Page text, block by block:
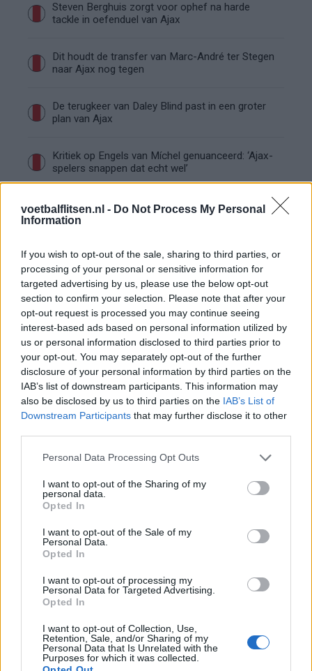
voetbalflitsen.nl - Do Not Process My Personal
Information
If you wish to opt-out of the sale, sharing to third parties, or
processing of your personal or sensitive information for
targeted advertising by us, please use the below opt-out
section to confirm your selection. Please note that after your
opt-out request is processed you may continue seeing
interest-based ads based on personal information utilized by
us or personal information disclosed to third parties prior to
your opt-out. You may separately opt-out of the further
disclosure of your personal information by third parties on the
IAB’s list of downstream participants. This information may
also be disclosed by us to third parties on the IAB’s List of
Downstream Participants that may further disclose it to other
Personal Data Processing Opt Outs
I want to opt-out of the Sharing of my
personal data.
Opted In
I want to opt-out of the Sale of my
Personal Data.
Opted In
I want to opt-out of processing my
Personal Data for Targeted Advertising.
Opted In
I want to opt-out of Collection, Use,
Retention, Sale, and/or Sharing of my
Personal Data that Is Unrelated with the
Purposes for which it was collected.
Steven Berghuis zorgt voor ophef na harde
tackle in oefenduel van Ajax
Dit houdt de transfer van Marc-André ter Stegen
naar Ajax nog tegen
De terugkeer van Daley Blind past in een groter
plan van Ajax
Kritiek op Engels van Míchel genuanceerd: ‘Ajax-
spelers snappen dat echt wel’
De eerste Míchel-dagen bij Ajax: Blind coacht,
Gloukh krijgt standje en Ceballos wordt gebeld
Steur kiest voor Newcastle na gemiste
duidelijkheid bij Ajax
Blind kan bij Ajax de speler naast Míchel worden
“Twente was toen niet haalbaar”: Weghorst blikt
terug op Ajax-keuze
De transferprioriteiten van Ajax worden steeds
duidelijker
Ajax begint voorbereiding met nederlaag: zo ziet
de route naar PEC eruit
Zo overtuigde PSV Sven Mijnans en bleef Ajax
Waarom steeds meer sleutelfiguren Ajax
Steijn: ‘Bergwijn was niet mijn eerste keus als
Van Gaal-vertrek markeert einde van bestuurlijke
Ajax-fase